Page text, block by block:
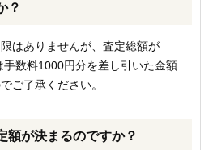
？
はありませんが、査定総額が
数料1000円分を差し引いた金額
ご了承ください。
額が決まるのですか？